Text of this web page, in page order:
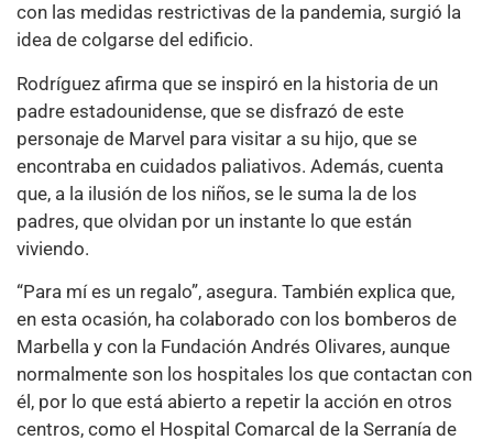
con las medidas restrictivas de la pandemia, surgió la
idea de colgarse del edificio.
Rodríguez afirma que se inspiró en la historia de un
padre estadounidense, que se disfrazó de este
personaje de Marvel para visitar a su hijo, que se
encontraba en cuidados paliativos. Además, cuenta
que, a la ilusión de los niños, se le suma la de los
padres, que olvidan por un instante lo que están
viviendo.
“Para mí es un regalo”, asegura. También explica que,
en esta ocasión, ha colaborado con los bomberos de
Marbella y con la Fundación Andrés Olivares, aunque
normalmente son los hospitales los que contactan con
él, por lo que está abierto a repetir la acción en otros
centros, como el Hospital Comarcal de la Serranía de